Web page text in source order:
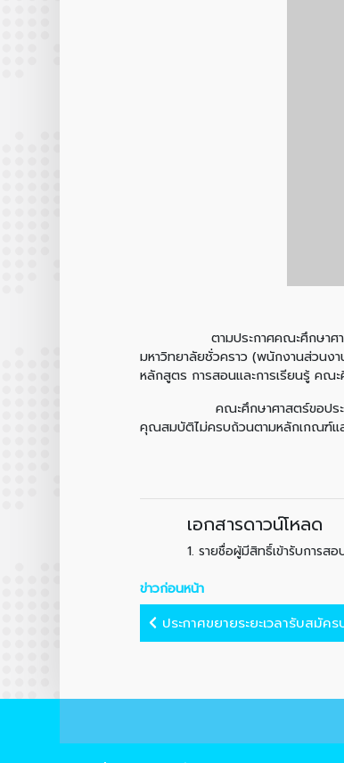
ตามประกาศคณะศึกษาศาสตร์ มห
มหาวิทยาลัยชั่วคราว (พนักงานส่วนง
หลักสูตร การสอนและการเรียนรู้ คณ
คณะศึกษาศาสตร์ขอประกาศผลก
คุณสมบัติไม่ครบถ้วนตามหลักเกณฑ์แล
เอกสารดาวน์โหลด
1.รายชื่อผู้มีสิทธิ์เข้ารับการ
ข่าวก่อนหน้า
ประกาศขยายระยะเวลารับสมั